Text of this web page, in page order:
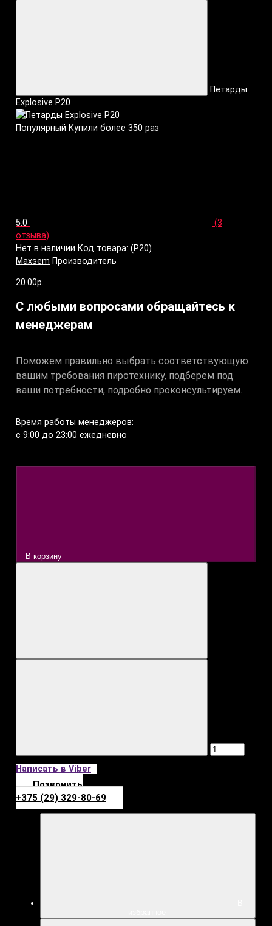
Петарды
Explosive P20
Популярный Купили более 350 раз
5.0
(3
отзыва)
Нет в наличии Код товара: (P20)
Maxsem Производитель
20.00р.
С любыми вопросами обращайтесь к
менеджерам
Поможем правильно выбрать соответствующую
вашим требования пиротехнику, подберем под
ваши потребности, подробно проконсультируем.
Время работы менеджеров:
c 9:00 до 23:00 ежедневно
В корзину
Написать в Viber
Позвонить
+375 (29) 329-80-69